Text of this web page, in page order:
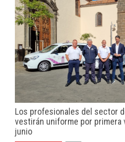
Los profesionales del sector
vestirán uniforme por primera
junio